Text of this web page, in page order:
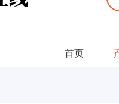
首页